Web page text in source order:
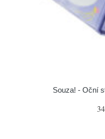
Souza! - Oční